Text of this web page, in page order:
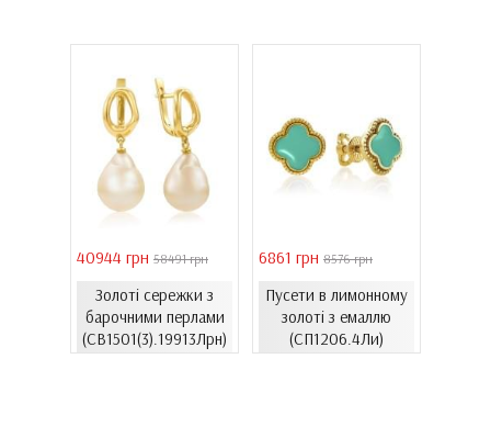
40944 грн 58491 грн
Золоті сережки з
барочними перлами
(СВ1501(3).19913Лрн)
6861 грн 8576 грн
Пусети в лимонному
золоті з емаллю
(СП1206.4Ли)